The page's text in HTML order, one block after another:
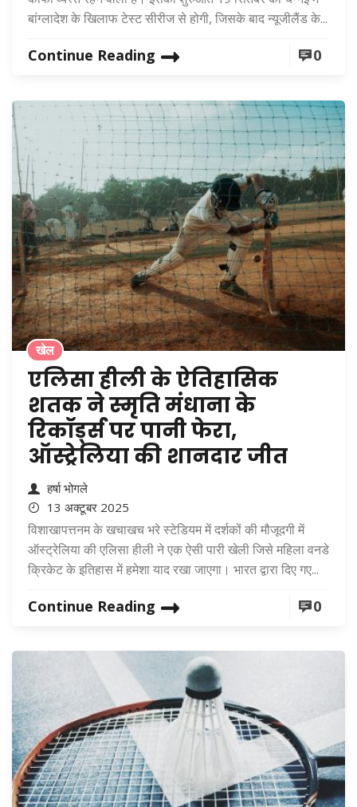
बांग्लादेश के खिलाफ टेस्ट सीरीज से होगी, जिसके बाद न्यूजीलैंड के...
Continue Reading 0
खेल
एलिसा हीली के ऐतिहासिक
शतक ने स्मृति मंधाना के
रिकॉर्ड्स पर पानी फेरा,
ऑस्ट्रेलिया की शानदार जीत
हर्षा भोगले
13 अक्टूबर 2025
विशाखापत्तनम के खचाखच भरे स्टेडियम में दर्शकों की मौजूदगी में
ऑस्ट्रेलिया की एलिसा हीली ने एक ऐसी पारी खेली जिसे महिला वनडे
क्रिकेट के इतिहास में हमेशा याद रखा जाएगा। भारत द्वारा दिए गए...
Continue Reading 0